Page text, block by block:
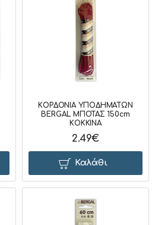
ΚΟΡΔΟΝΙΑ ΥΠΟΔΗΜΑΤΩΝ
BERGAL ΜΠΟΤΑΣ 150cm
ΚΟΚΚΙΝΑ
2.49€
Καλάθι